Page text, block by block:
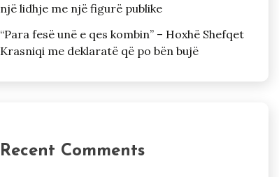
një lidhje me një figurë publike
“Para fesë unë e qes kombin” – Hoxhë Shefqet
Krasniqi me deklaratë që po bën bujë
Recent Comments